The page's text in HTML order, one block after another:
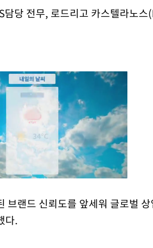
담당 전무, 로드리고 카스텔라노
브랜드 신뢰도를 앞세워 글로벌
다.